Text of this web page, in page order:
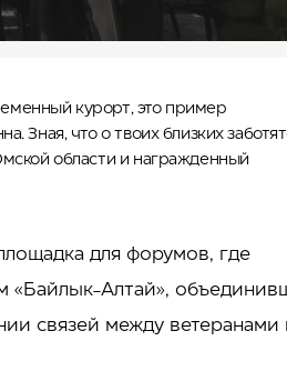
курорт, это пример
Зная, что о твоих близких
области и награжденный
для форумов, где
«Байлык-Алтай»,
связей между ветеранами